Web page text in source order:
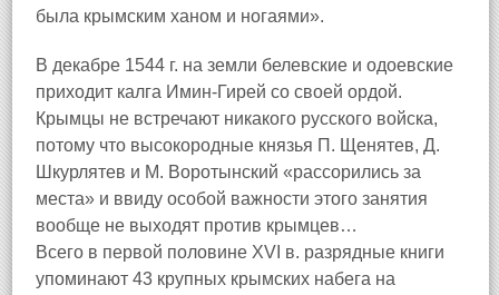
была крымским ханом и ногаями».
В декабре 1544 г. на земли белевские и одоевские
приходит калга Имин-Гирей со своей ордой.
Крымцы не встречают никакого русского войска,
потому что высокородные князья П. Щенятев, Д.
Шкурлятев и М. Воротынский «рассорились за
места» и ввиду особой важности этого занятия
вообще не выходят против крымцев…
Всего в первой половине XVI в. разрядные книги
упоминают 43 крупных крымских набега на